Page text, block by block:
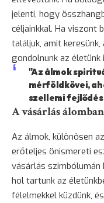
jelenti, hogy
céljainkkal. Ha viszont
találjuk, amit
gondolnunk az életünk
"Az álmok
mérföldkövei,
szellemi
A vásárlás
Az álmok, különösen
erőteljes önismereti
vásárlás szimbólumán
hol tartunk az
félelmekkel küzdünk,